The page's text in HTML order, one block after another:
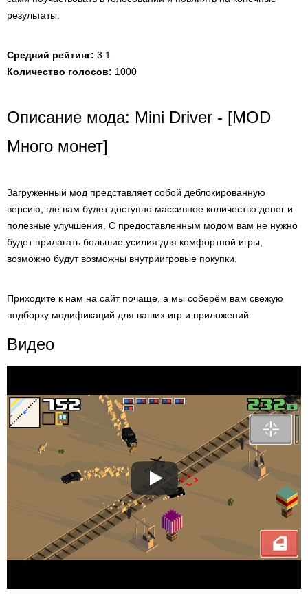
результаты.
Средний рейтинг: 3.1
Количество голосов: 1000
Описание мода: Mini Driver - [MOD
Много монет]
Загруженный мод представляет собой деблокированную
версию, где вам будет доступно массивное количество денег и
полезные улучшения. С предоставленным модом вам не нужно
будет прилагать большие усилия для комфортной игры,
возможно будут возможны внутриигровые покупки.
Приходите к нам на сайт почаще, а мы соберём вам свежую
подборку модификаций для ваших игр и приложений.
Видео